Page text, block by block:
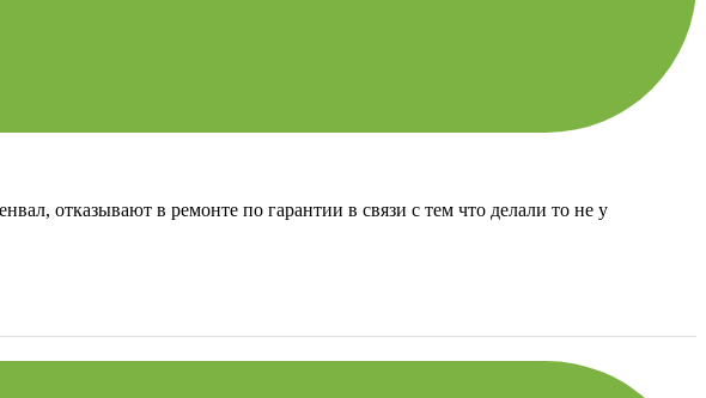
отказывают в ремонте по гарантии в связи с тем что делали то не у